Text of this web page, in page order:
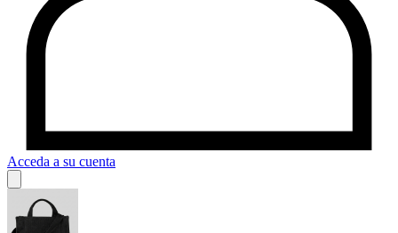
Acceda a su cuenta